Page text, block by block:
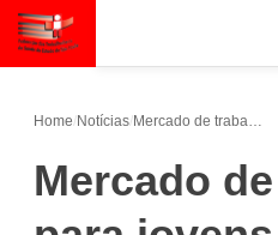
Home/Notícias/
Mercado